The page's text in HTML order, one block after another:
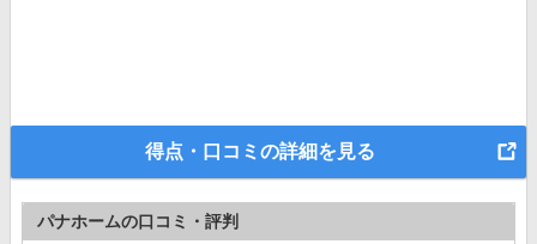
得点・口コミの詳細を見る
パナホームの口コミ・評判